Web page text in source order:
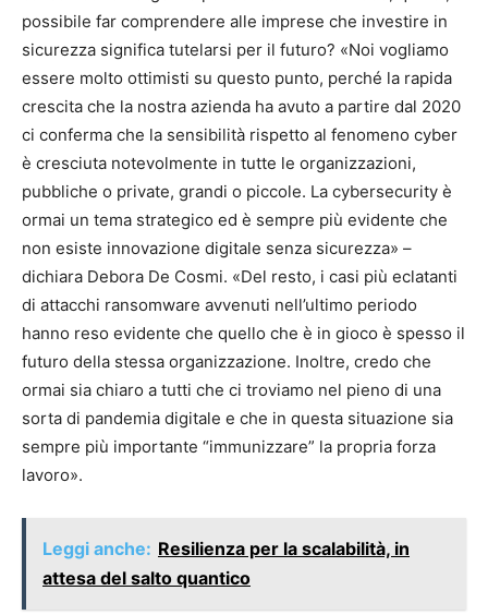
possibile far comprendere alle imprese che investire in
sicurezza significa tutelarsi per il futuro? «Noi vogliamo
essere molto ottimisti su questo punto, perché la rapida
crescita che la nostra azienda ha avuto a partire dal 2020
ci conferma che la sensibilità rispetto al fenomeno cyber
è cresciuta notevolmente in tutte le organizzazioni,
pubbliche o private, grandi o piccole. La cybersecurity è
ormai un tema strategico ed è sempre più evidente che
non esiste innovazione digitale senza sicurezza» –
dichiara Debora De Cosmi. «Del resto, i casi più eclatanti
di attacchi ransomware avvenuti nell’ultimo periodo
hanno reso evidente che quello che è in gioco è spesso il
futuro della stessa organizzazione. Inoltre, credo che
ormai sia chiaro a tutti che ci troviamo nel pieno di una
sorta di pandemia digitale e che in questa situazione sia
sempre più importante “immunizzare” la propria forza
lavoro».
Leggi anche: Resilienza per la scalabilità, in
attesa del salto quantico